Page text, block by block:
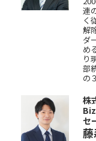
連
く
解
ダ
め
り
部
の
株
セ